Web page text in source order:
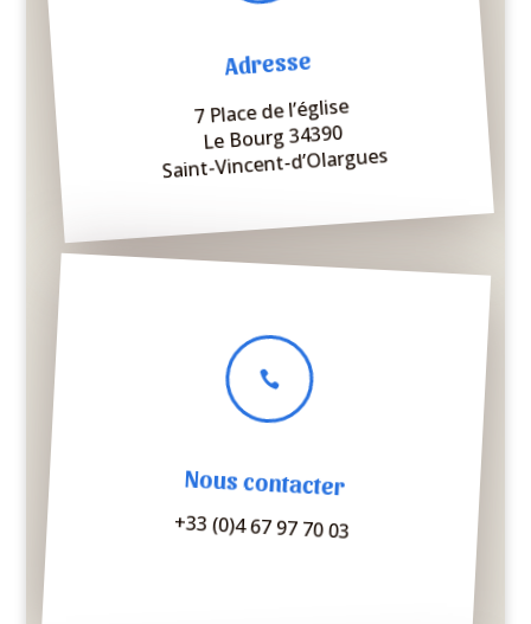
Adresse
7 Place de l’église
Le Bourg 34390
Saint-Vincent-d’Olargues

Nous contacter
+33 (0)4 67 97 70 03